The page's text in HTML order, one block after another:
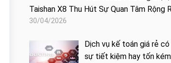
Taishan X8 Thu Hút Sự Quan Tâm Rộng
30/04/2026
Dịch vụ kế toán giá rẻ
sự tiết kiệm hay tốn